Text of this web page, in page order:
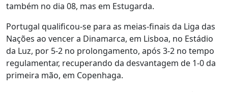
também no dia 08, mas em Estugarda.
Portugal qualificou-se para as meias-finais da Liga das
Nações ao vencer a Dinamarca, em Lisboa, no Estádio
da Luz, por 5-2 no prolongamento, após 3-2 no tempo
regulamentar, recuperando da desvantagem de 1-0 da
primeira mão, em Copenhaga.